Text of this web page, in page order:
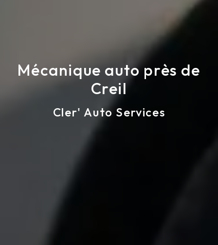
Mécanique auto près de
Creil
Cler' Auto Services